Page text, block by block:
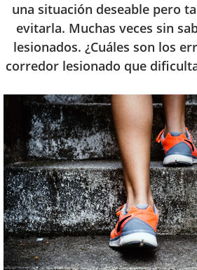
una situación deseable pero
evitarla. Muchas veces sin
lesionados. ¿Cuáles son los
corredor lesionado que